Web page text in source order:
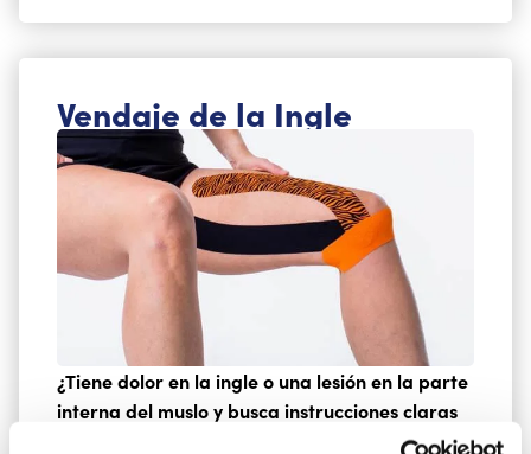
Vendaje de la Ingle
¿Tiene dolor en la ingle o una lesión en la parte
interna del muslo y busca instrucciones claras
sobre cómo vendar esta zona usted mismo?